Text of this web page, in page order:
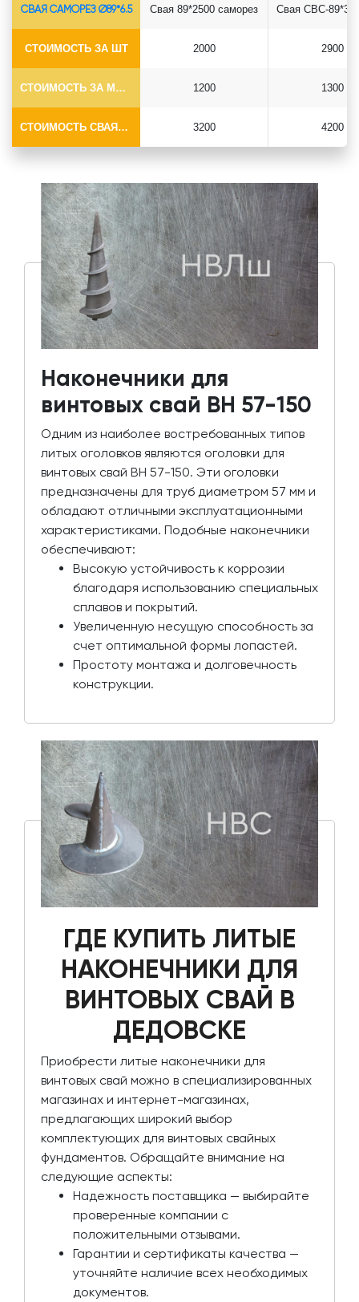
СВАЯ САМОРЕЗ Ø89*6.5
СТОИМОСТЬ ЗА ШТ
СТОИМОСТЬ ЗА МОНТАЖ
СТОИМОСТЬ СВАЯ+МОНТАЖ (БЕЗ ОГОЛОВКА)
Свая 89*2500 саморез
2000
1200
3200
2900
1300
4200
Наконечники для
винтовых свай ВН 57-150
Одним из наиболее востребованных типов
литых оголовков являются оголовки для
винтовых свай ВН 57-150. Эти оголовки
предназначены для труб диаметром 57 мм и
обладают отличными эксплуатационными
характеристиками. Подобные наконечники
обеспечивают:
Высокую устойчивость к коррозии
благодаря использованию специальных
сплавов и покрытий.
Увеличенную несущую способность за
счет оптимальной формы лопастей.
Простоту монтажа и долговечность
конструкции.
ГДЕ КУПИТЬ ЛИТЫЕ
НАКОНЕЧНИКИ ДЛЯ
ВИНТОВЫХ СВАЙ В
ДЕДОВСКЕ
Приобрести литые наконечники для
винтовых свай можно в специализированных
магазинах и интернет-магазинах,
предлагающих широкий выбор
комплектующих для винтовых свайных
фундаментов. Обращайте внимание на
следующие аспекты:
Надежность поставщика — выбирайте
проверенные компании с
положительными отзывами.
Гарантии и сертификаты качества —
уточняйте наличие всех необходимых
документов.